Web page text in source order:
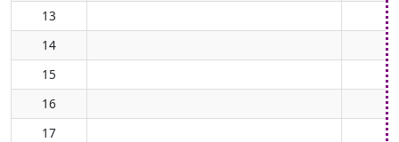
13
14
15
16
17